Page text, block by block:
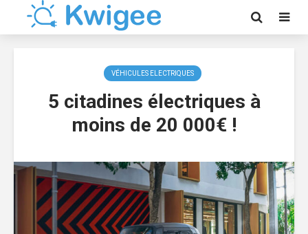
VÉHICULES ELECTRIQUES
5 citadines électriques à
moins de 20 000€ !